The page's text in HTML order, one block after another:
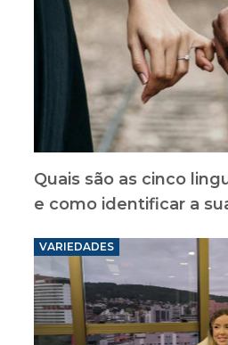
Quais são as cinco
e como identificar a
VARIEDADES